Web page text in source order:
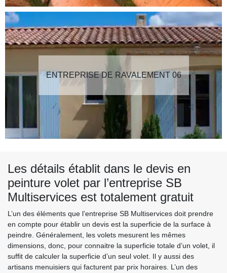
ENTREPRISE DE RAVALEMENT 06
Les détails établit dans le devis en
peinture volet par l’entreprise SB
Multiservices est totalement gratuit
L’un des éléments que l’entreprise SB Multiservices doit prendre
en compte pour établir un devis est la superficie de la surface à
peindre. Généralement, les volets mesurent les mêmes
dimensions, donc, pour connaitre la superficie totale d’un volet, il
suffit de calculer la superficie d’un seul volet. Il y aussi des
artisans menuisiers qui facturent par prix horaires. L’un des